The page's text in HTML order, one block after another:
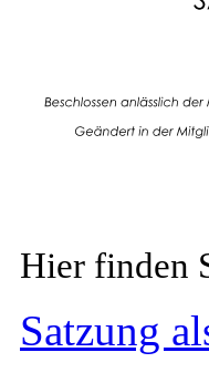
Hier finden
Satzung